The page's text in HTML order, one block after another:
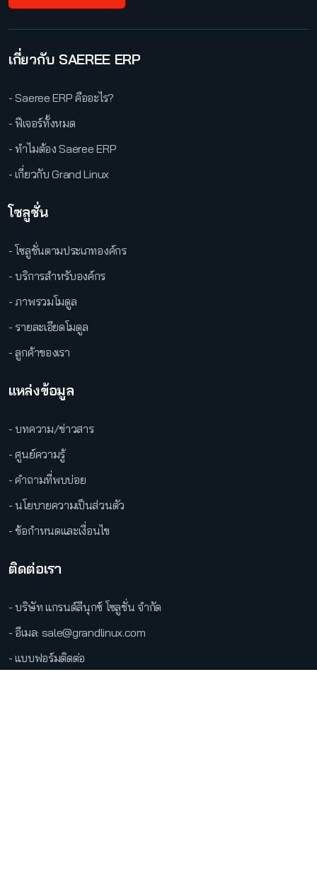
เกี่ยวกับ SAEREE ERP
- Saeree ERP คืออะไร?
- ฟีเจอร์ทั้งหมด
- ทำไมต้อง Saeree ERP
- เกี่ยวกับ Grand Linux
โซลูชั่น
- โซลูชั่นตามประเภทองค์กร
- บริการสำหรับองค์กร
- ภาพรวมโมดูล
- รายละเอียดโมดูล
- ลูกค้าของเรา
แหล่งข้อมูล
- บทความ/ข่าวสาร
- ศูนย์ความรู้
- คำถามที่พบบ่อย
- นโยบายความเป็นส่วนตัว
- ข้อกำหนดและเงื่อนไข
ติดต่อเรา
- บริษัท แกรนด์ลีนุกซ์ โซลูชั่น จำกัด
- อีเมล: sale@grandlinux.com
- แบบฟอร์มติดต่อ